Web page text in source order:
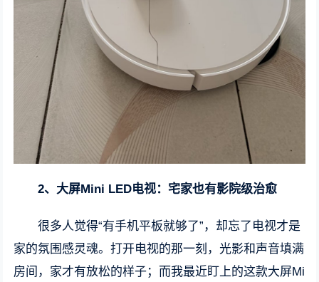
2、大屏Mini LED电视：宅家也有影院级治愈
很多人觉得“有手机平板就够了”，却忘了电视才是
家的氛围感灵魂。打开电视的那一刻，光影和声音填满
房间，家才有放松的样子；而我最近盯上的这款大屏Mi